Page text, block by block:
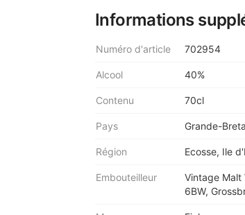
Informations
Numéro d'article 702954
Alcool 40%
Contenu 70cl
Pays Grande-
Région Ecosse, Ile
Embouteilleur
Vintage Malt
6BW,